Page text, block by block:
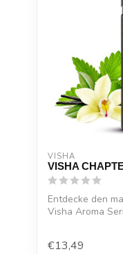
VISHA
VISHA
Entdecke den
Visha Aroma
€13,49